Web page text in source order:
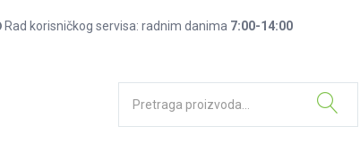
Rad korisničkog servisa: radnim danima 7:00-14:00